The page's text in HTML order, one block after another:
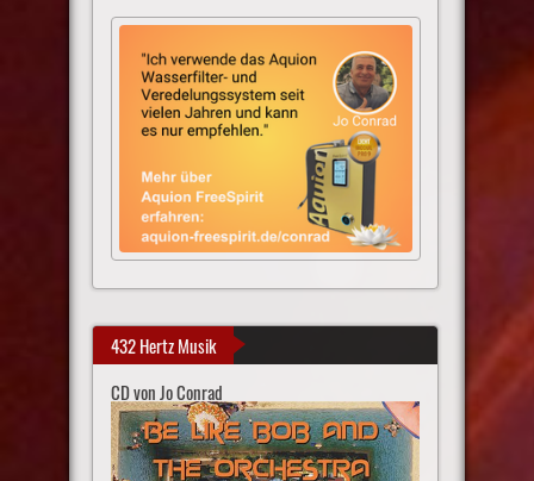
432 Hertz Musik
CD von Jo Conrad